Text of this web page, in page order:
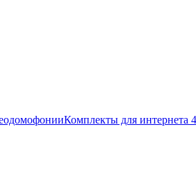
Комплекты для интернета